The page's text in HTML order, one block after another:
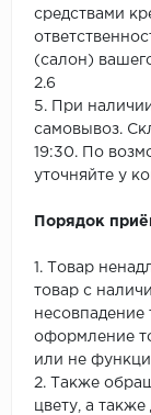
средствами
(салон)
2.6
5. При
самовывоз.
19:30. По
уточняйте у
Порядок
1. Товар
товар с
несовпадение
оформление
или не
2. Также
цвету, а